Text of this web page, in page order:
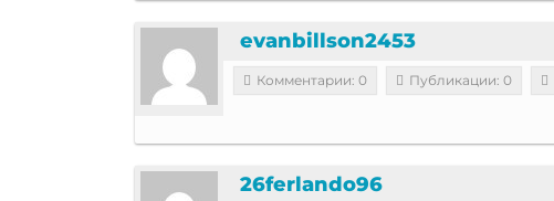
evanbillson2453
Комментарии: 0 Публикации: 0
26ferlando96